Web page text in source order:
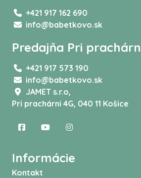
+421 917 162 690
info@babetkovo.sk
Predajňa Pri
+421 917 573 190
info@babetkovo.sk
JAMET s.r.o,
Pri prachárni 4G, 040 11 Košice
Informácie
Kontakt